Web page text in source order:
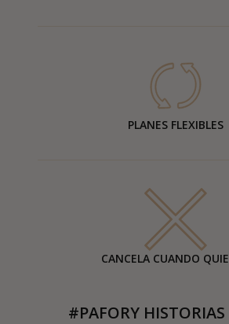
PLANES FLEXIBLES
CANCELA CUANDO
#PAFORY HISTORIAS